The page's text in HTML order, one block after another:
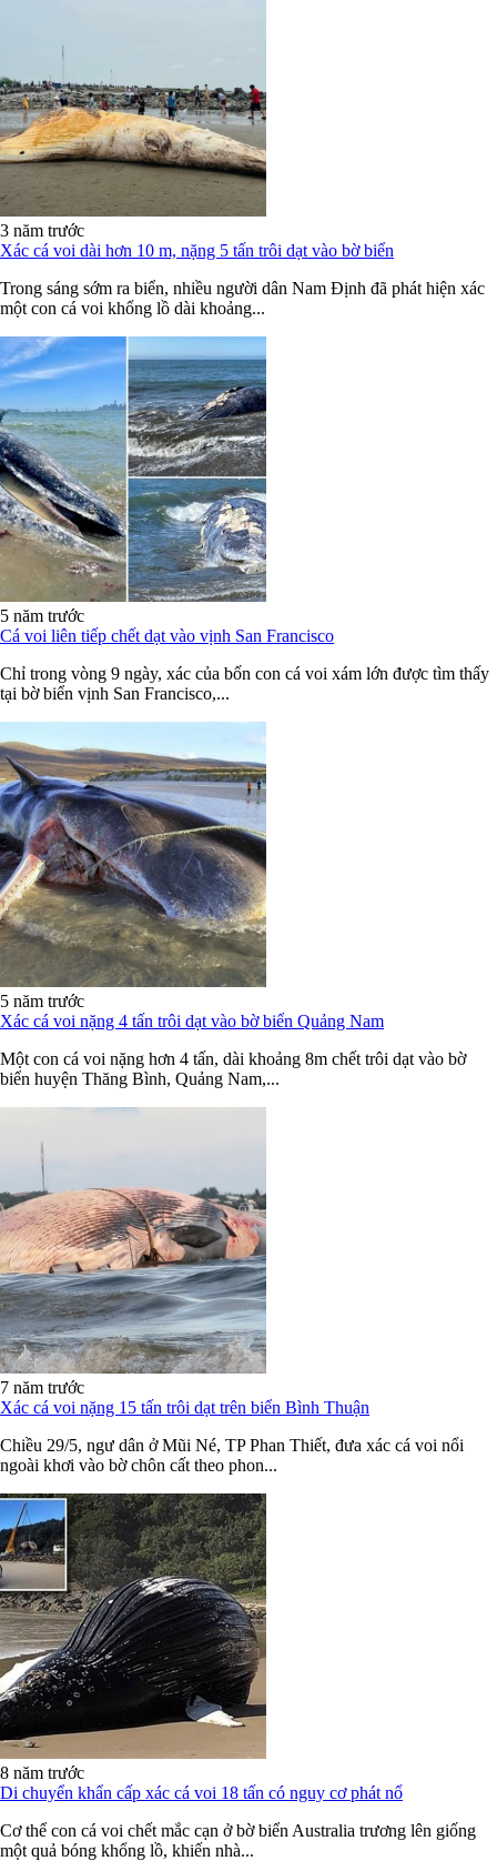
3 năm trước
Xác cá voi dài hơn 10 m, nặng 5 tấn trôi dạt vào bờ biển
Trong sáng sớm ra biển, nhiều người dân Nam Định đã phát hiện xác
một con cá voi khổng lồ dài khoảng...
5 năm trước
Cá voi liên tiếp chết dạt vào vịnh San Francisco
Chỉ trong vòng 9 ngày, xác của bốn con cá voi xám lớn được tìm thấy
tại bờ biển vịnh San Francisco,...
5 năm trước
Xác cá voi nặng 4 tấn trôi dạt vào bờ biển Quảng Nam
Một con cá voi nặng hơn 4 tấn, dài khoảng 8m chết trôi dạt vào bờ
biển huyện Thăng Bình, Quảng Nam,...
7 năm trước
Xác cá voi nặng 15 tấn trôi dạt trên biển Bình Thuận
Chiều 29/5, ngư dân ở Mũi Né, TP Phan Thiết, đưa xác cá voi nổi
ngoài khơi vào bờ chôn cất theo phon...
8 năm trước
Di chuyển khẩn cấp xác cá voi 18 tấn có nguy cơ phát nổ
Cơ thể con cá voi chết mắc cạn ở bờ biển Australia trương lên giống
một quả bóng khổng lồ, khiến nhà...